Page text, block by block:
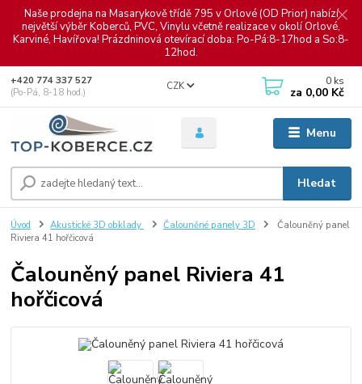
Naše prodejna na Masarykově třídě 795 v Orlové (OD Prior) nabízí
největší výběr Koberců, PVC, Vinylu včetně realizace v okolí Orlové,
Karviné, Havířova! Prázdninová otevírací doba: Po-Pá:8-17hod a So:8-
12hod.
Menu
CZK
Hledat
+420 774 337 527
(Po-Pá, 8-18 hod.)
0 ks
za 0,00 Kč
Úvod Akustické 3D obklady Čalouněné panely 3D
Čalouněný panel
Riviera 41 hořčicová
Čalouněný panel Riviera 41
hořčicová